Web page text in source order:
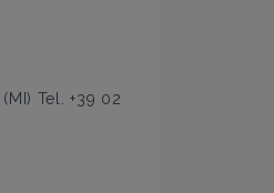
Tel. +39 02